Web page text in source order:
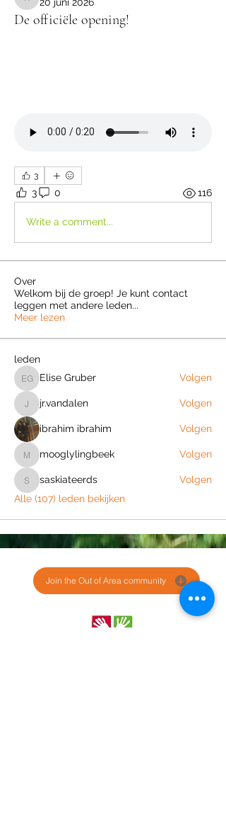
ki.olsman
De officiële opening!
3
3 0 116
Write a comment...
Over
Welkom bij de groep! Je kunt contact
leggen met andere leden...
Meer lezen
leden
Elise Gruber
Elise Gruber Volgen
jr.vandalen
jr.vandalen Volgen
ibrahim ibrahim Volgen
mooglylingbeek
mooglylingbeek Volgen
saskiateerds
saskiateerds
Volgen
Alle (107) leden bekijken
Join the Out of Area community